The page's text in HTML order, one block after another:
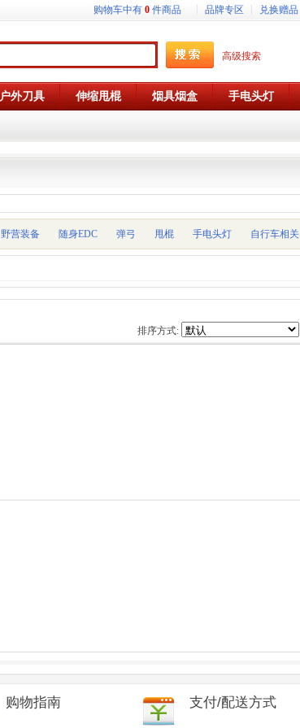
购物车中有 0 件商品 品牌专区 兑换赠品
高级搜索
户外刀具 伸缩甩棍 烟具烟盒 手电头灯
野营装备 随身EDC 弹弓 甩棍 手电头灯 自行车相关
排序方式:
购物指南 支付/配送方式